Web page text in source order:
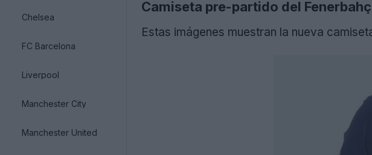
Chelsea
FC Barcelona
Liverpool
Manchester City
Manchester United
Camiseta pre-partido del
Estas imágenes muestran la nueva